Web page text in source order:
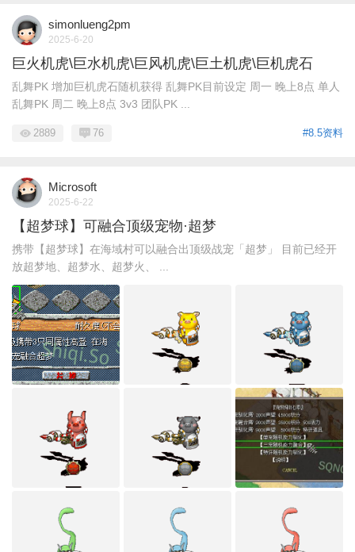
simonlueng2pm
2025-6-20
巨火机虎\巨水机虎\巨风机虎\巨土机虎\巨机虎石
乱舞PK 增加巨机虎石随机获得 乱舞PK目前设定 周一 晚上8点 单人
乱舞PK 周二 晚上8点 3v3 团队PK ...
#8.5资料
2889 76
Microsoft
2025-6-22
【超梦球】可融合顶级宠物·超梦
携带【超梦球】在海域村可以融合出顶级战宠「超梦」 目前已经开
放超梦地、超梦水、超梦火、 ...